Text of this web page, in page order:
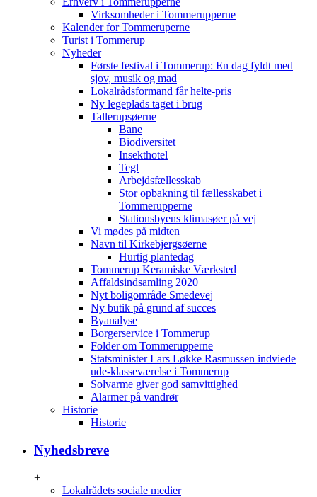
Virksomheder i Tommerupperne
Kalender for Tommeruperne
Turist i Tommerup
Nyheder
Første festival i Tommerup: En dag fyldt med
sjov, musik og mad
Lokalrådsformand får helte-pris
Ny legeplads taget i brug
Tallerupsøerne
Bane
Biodiversitet
Insekthotel
Tegl
Arbejdsfællesskab
Stor opbakning til fællesskabet i
Tommerupperne
Stationsbyens klimasøer på vej
Vi mødes på midten
Navn til Kirkebjergsøerne
Hurtig plantedag
Tommerup Keramiske Værksted
Affaldsindsamling 2020
Nyt boligområde Smedevej
Ny butik på grund af succes
Byanalyse
Borgerservice i Tommerup
Folder om Tommerupperne
Statsminister Lars Løkke Rasmussen indviede
ude-klasseværelse i Tommerup
Solvarme giver god samvittighed
Alarmer på vandrør
Historie
Historie
Nyhedsbreve
+
Lokalrådets sociale medier